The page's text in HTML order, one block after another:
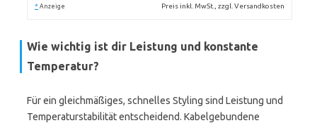
* Anzeige Preis inkl. MwSt., zzgl. Versandkosten
Wie wichtig ist dir Leistung und konstante
Temperatur?
Für ein gleichmäßiges, schnelles Styling sind Leistung und
Temperaturstabilität entscheidend. Kabelgebundene